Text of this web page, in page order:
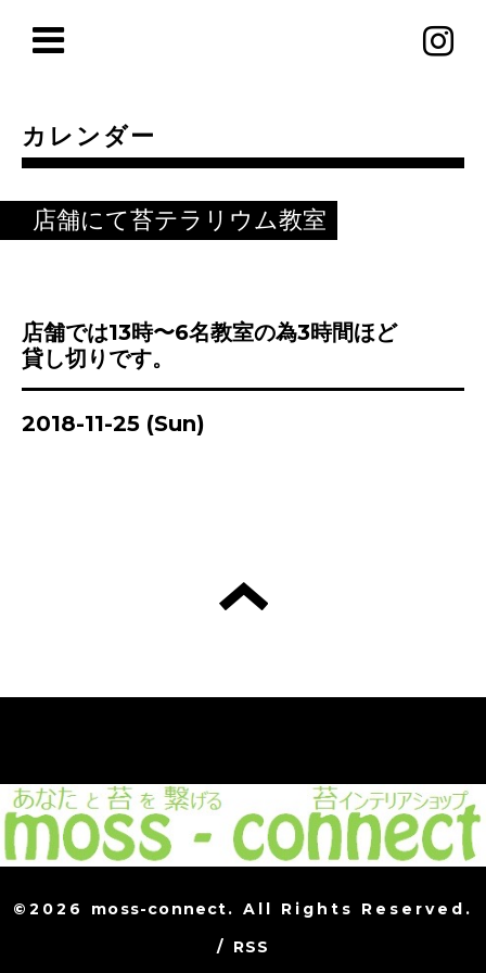
カレンダー
店舗にて苔テラリウム教室
店舗では13時〜6名教室の為3時間ほど
貸し切りです。
2018-11-25 (Sun)
©2026 moss-connect. All Rights Reserved.
/ RSS